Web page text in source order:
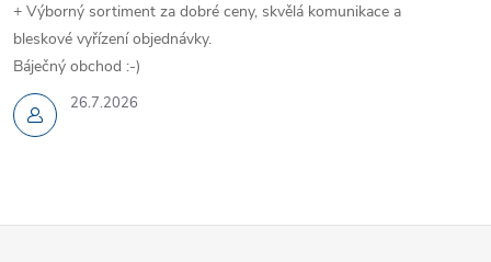
26.7.2026
+ Výborný sortiment za dobré ceny, skvělá komunikace a
bleskové vyřízení objednávky.
Báječný obchod :-)